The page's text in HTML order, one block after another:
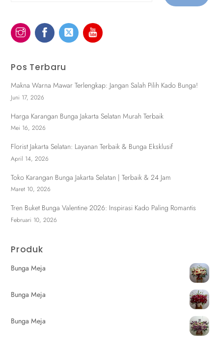
Pos Terbaru
Makna Warna Mawar Terlengkap: Jangan Salah Pilih Kado Bunga!
Juni 17, 2026
Harga Karangan Bunga Jakarta Selatan Murah Terbaik
Mei 16, 2026
Florist Jakarta Selatan: Layanan Terbaik & Bunga Eksklusif
April 14, 2026
Toko Karangan Bunga Jakarta Selatan | Terbaik & 24 Jam
Maret 10, 2026
Tren Buket Bunga Valentine 2026: Inspirasi Kado Paling Romantis
Februari 10, 2026
Produk
Bunga Meja
Bunga Meja
Bunga Meja